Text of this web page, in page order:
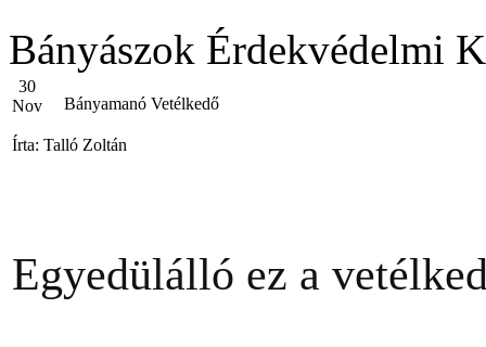
Bányászok Érdekvédelmi
30
Nov
Bányamanó Vetélkedő
Írta: Talló Zoltán
Egyedülálló ez a